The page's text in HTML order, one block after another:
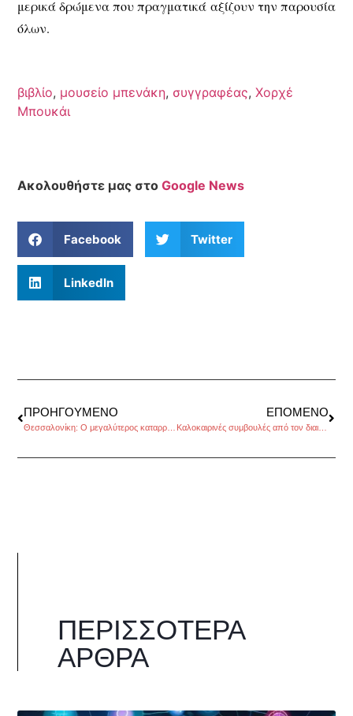
μερικά δρώμενα που πραγματικά αξίζουν την παρουσία
όλων.
βιβλίο, μουσείο μπενάκη, συγγραφέας,Χορχέ
Μπουκάι
Ακολουθήστε μας στοGoogle News
Facebook Twitter
LinkedIn
ΠΡΟΗΓΟΎΜΕΝΟ ΕΠΌΜΕΝΟ
Καλοκαιρινές συμβουλές από τον διαιτολόγο Μανώλη Μοράρη, της Αναστασίας Κορινθίου
ΠΕΡΙΣΣΌΤΕΡΑ
ΆΡΘΡΑ